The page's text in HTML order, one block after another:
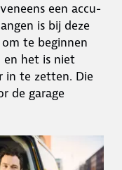
een accu-
is bij deze
te beginnen
het is niet
in te zetten. Die
de garage